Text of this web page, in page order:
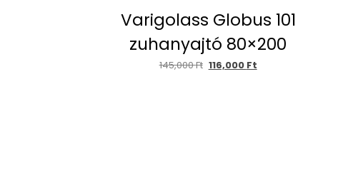
Varigolass Globus 101
zuhanyajtó 80×200
145,000Ft 116,000 Ft